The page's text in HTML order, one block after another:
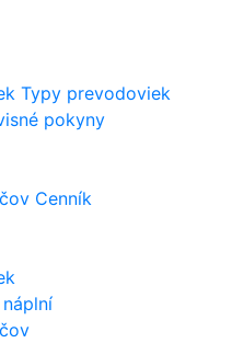
Typy prevodoviek
pokyny
Cenník